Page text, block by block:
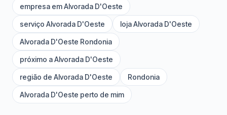
empresa em Alvorada D'Oeste
serviço Alvorada D'Oeste loja Alvorada D'Oeste
Alvorada D'Oeste Rondonia
próximo a Alvorada D'Oeste
região de Alvorada D'Oeste Rondonia
Alvorada D'Oeste perto de mim